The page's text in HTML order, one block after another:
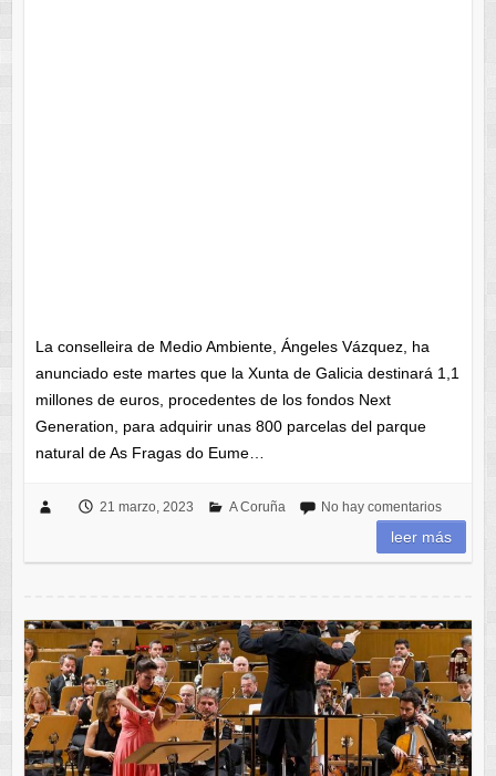
La conselleira de Medio Ambiente, Ángeles Vázquez, ha
anunciado este martes que la Xunta de Galicia destinará 1,1
millones de euros, procedentes de los fondos Next
Generation, para adquirir unas 800 parcelas del parque
natural de As Fragas do Eume…
21 marzo, 2023 A Coruña No hay comentarios
leer más